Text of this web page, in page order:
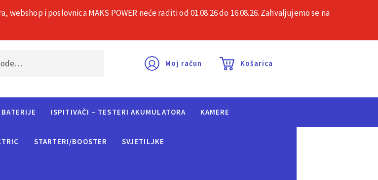
O nama Česta pitanja Kontakt
Moj račun Košarica
BATERIJE ISPITIVAČI – TESTERI AKUMULATORA KAMERE
STARTERI/BOOSTER SVJETILJKE
i poslovnica MAKS POWER neće raditi od 01.08.26 do 16.08.26. Zahvaljujemo se na